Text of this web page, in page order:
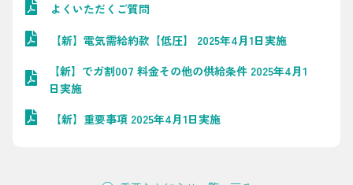
お申し込み一覧
LPガス
ガス料金
English
よくいただくご質問
【新】電気需給約款【低圧】 2025年4月1日実施
【新】でガ割007 料金その他の供給条件 2025年4月1
日実施
【新】重要事項 2025年4月1日実施